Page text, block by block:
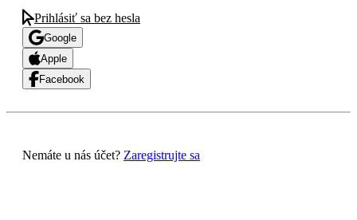
Prihlásiť sa bez hesla
Google
Apple
Facebook
Nemáte u nás účet? Zaregistrujte sa